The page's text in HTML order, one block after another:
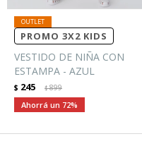
PROMO 3X2 KIDS
VESTIDO DE NIÑA CON
ESTAMPA - AZUL
$ 245 $899
72